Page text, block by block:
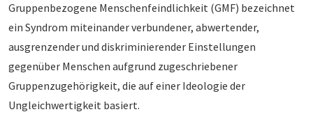
Gruppenbezogene Menschenfeindlichkeit (GMF) bezeichnet
ein Syndrom miteinander verbundener, abwertender,
ausgrenzender und diskriminierender Einstellungen
gegenüber Menschen aufgrund zugeschriebener
Gruppenzugehörigkeit, die auf einer Ideologie der
Ungleichwertigkeit basiert.